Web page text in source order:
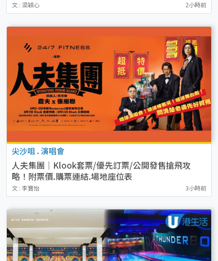
文 : 梁穎心 2小時前
尖沙咀 . 演唱會
人夫集團｜Klook套票/優先訂票/公開發售搶飛攻
略！附票價.購票連結.場地座位表
文 : 李寶怡 3小時前